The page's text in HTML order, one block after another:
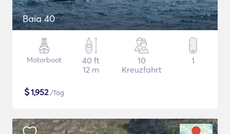
Baia 40
Motorboot
40 ft
12 m
10
Kreuzfahrt
1
$1,952/Tag